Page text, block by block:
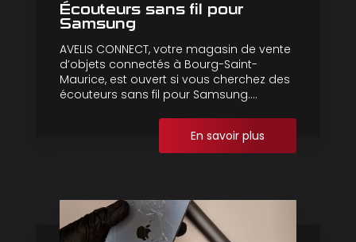
Écouteurs sans fil pour
Samsung
AVELIS CONNECT, votre magasin de vente
d’objets connectés à Bourg-Saint-
Maurice, est ouvert si vous cherchez des
écouteurs sans fil pour Samsung....
En savoir plus